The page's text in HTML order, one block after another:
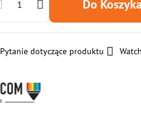
Do Koszyka
Pytanie dotyczące produktu